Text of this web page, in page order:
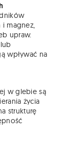
i magnez,
upraw.
wpływać na
w glebie są
życia
strukturę